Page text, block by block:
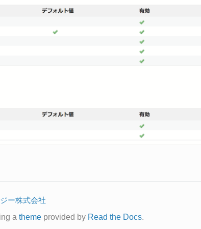
ー株式会社
a themeprovided by Read the Docs.